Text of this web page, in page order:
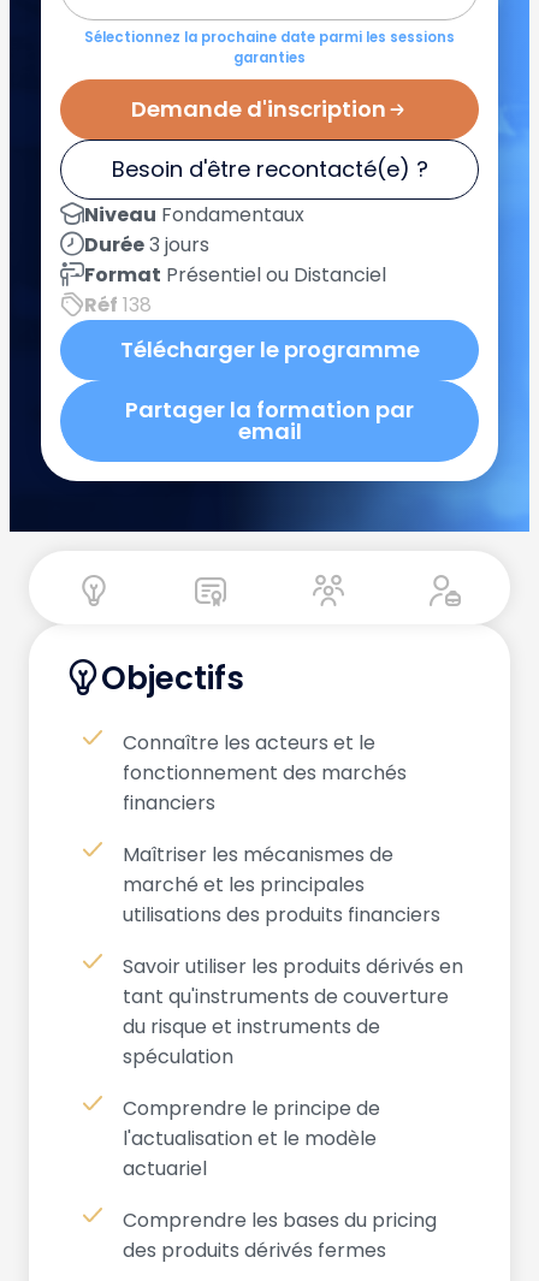
Sélectionnez la prochaine date parmi les sessions
garanties
Demande d'inscription
Besoin d'être recontacté(e) ?
Niveau Fondamentaux
Durée3 jours
Format Présentiel ou Distanciel
Réf 138
Télécharger le programme
Partager la formation par
email
Objectifs
Connaître les acteurs et le
fonctionnement des marchés
financiers
Maîtriser les mécanismes de
marché et les principales
utilisations des produits financiers
Savoir utiliser les produits dérivés en
tant qu'instruments de couverture
du risque et instruments de
spéculation
Comprendre le principe de
l'actualisation et le modèle
actuariel
Comprendre les bases du pricing
des produits dérivés fermes